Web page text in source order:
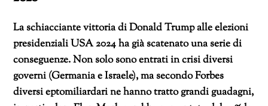
La schiacciante vittoria di Donald Trump alle elezioni
presidenziali USA 2024 ha già scatenato una serie di
conseguenze. Non solo sono entrati in crisi diversi
governi (Germania e Israele), ma secondo Forbes
diversi eptomiliardari ne hanno tratto grandi guadagni,